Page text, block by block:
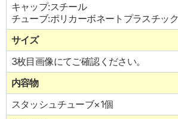
キャップ:スチール
チューブ:ポリカーボネートプラスチック
サイズ
3枚目画像にてご確認ください。
内容物
スタッシュチューブ×1個